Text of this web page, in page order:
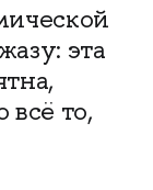
эта
то,